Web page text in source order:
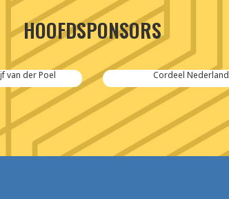
HOOFDSPONSORS
van der Poel Cordeel Nederland